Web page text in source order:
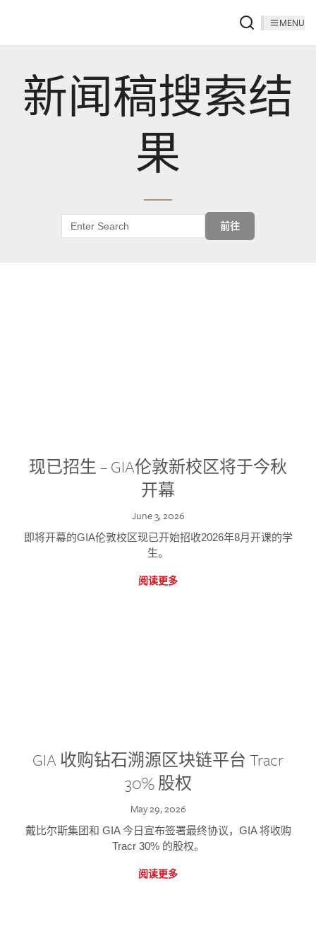
MENU
新闻稿搜索结
果
前往
现已招生 – GIA伦敦新校区将于今秋
开幕
June 3, 2026
即将开幕的GIA伦敦校区现已开始招收2026年8月开课的学
生。
阅读更多
GIA 收购钻石溯源区块链平台 Tracr
30% 股权
May 29, 2026
戴比尔斯集团和 GIA 今日宣布签署最终协议，GIA 将收购
Tracr 30% 的股权。
阅读更多